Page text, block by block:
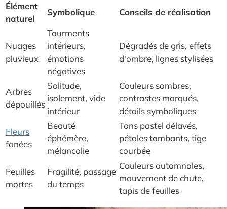
Élément
naturel
Symbolique Conseils de réalisation
Nuages
pluvieux
Tourments
intérieurs,
émotions
négatives
Dégradés de gris, effets
d'ombre, lignes stylisées
Arbres
dépouillés
Solitude,
isolement, vide
intérieur
Couleurs sombres,
contrastes marqués,
détails symboliques
Fleurs
fanées
Beauté
éphémère,
mélancolie
Tons pastel délavés,
pétales tombants, tige
courbée
Feuilles
mortes
Fragilité, passage
du temps
Couleurs automnales,
mouvement de chute,
tapis de feuilles